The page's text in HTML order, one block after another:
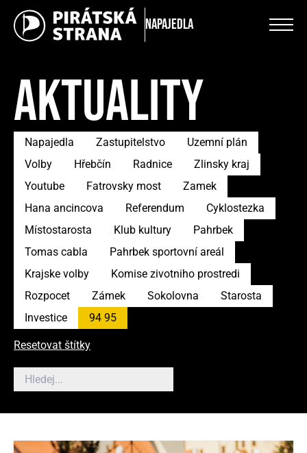
Napajedla
AKTUALITY
Napajedla Zastupitelstvo
Uzemní plán
Volby
Hřebčín Radnice
Zlinsky kraj
Youtube
Fatrovsky most
Zamek
Hana ancincova
Referendum
Cyklostezka
Místostarosta
Klub kultury
Pahrbek
Tomas cabla
Pahrbek sportovní areál
Krajske volby
Komise zivotniho prostredi
Rozpocet
Zámek Sokolovna
Starosta
Investice
94 95
Resetovat štítky